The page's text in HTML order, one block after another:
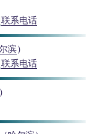
联系电话
滨）
联系电话
）